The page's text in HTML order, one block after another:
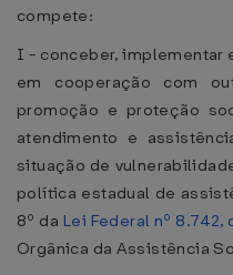
compete:
I - conceber, implementar
em cooperação com
promoção e proteção
atendimento e
situação de
política estadual de
8º da Lei Federal nº
Orgânica da Assistência